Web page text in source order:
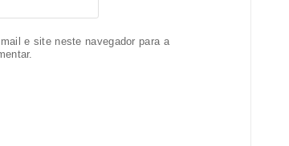
e site neste navegador para a